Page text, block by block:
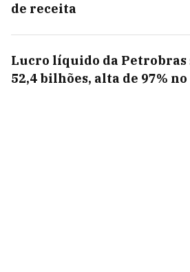
de receita
Lucro líquido da Petrobras
52,4 bilhões, alta de 97%